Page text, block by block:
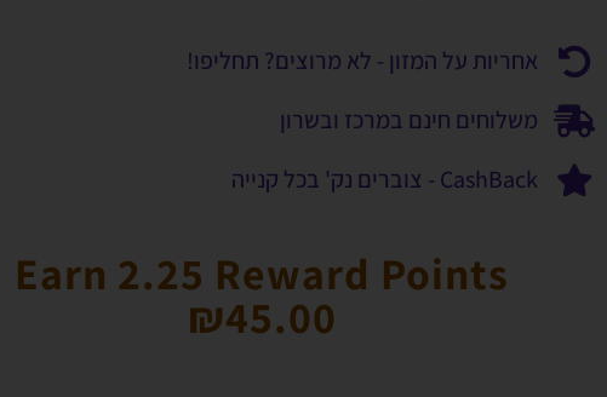
אחריות על המזון - לא מרוצים? תחליפו!
משלוחים חינם במרכז ובשרון
CashBack - צוברים נק' בכל קנייה
Earn 2.25 Reward Points
₪45.00